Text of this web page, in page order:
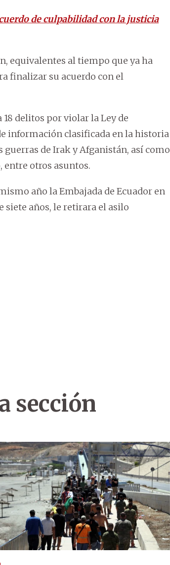
de culpabilidad con la justicia
equivalentes al tiempo que ya ha
finalizar su acuerdo con el
delitos por violar la Ley de
información clasificada en la historia
guerras de Irak y Afganistán, así como
entre otros asuntos.
año la Embajada de Ecuador en
siete años, le retirara el asilo
sección